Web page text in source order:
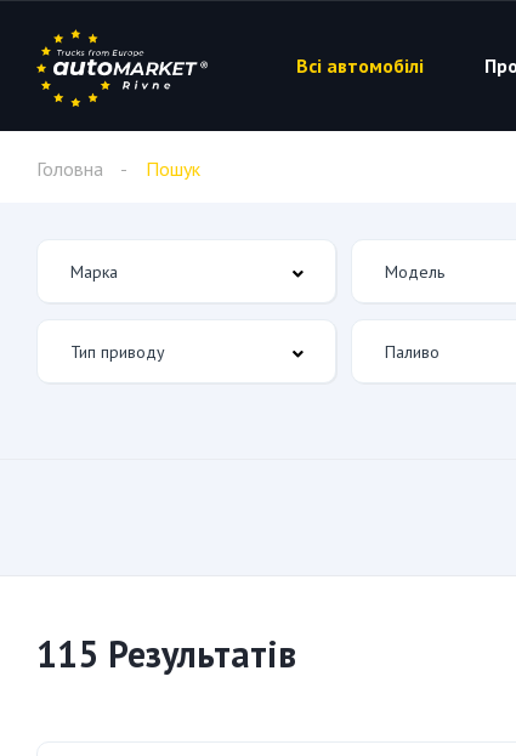
Всі автомобілі
Головна Пошук
115 Результатів